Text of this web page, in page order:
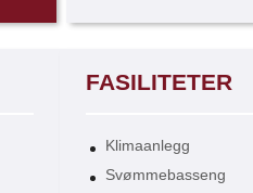
FASILITETER
Klimaanlegg
Svømmebasseng